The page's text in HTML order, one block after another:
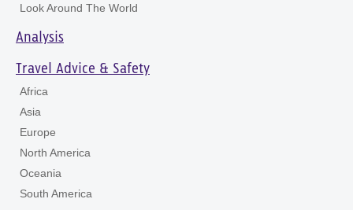
Look Around The World
Analysis
Travel Advice & Safety
Africa
Asia
Europe
North America
Oceania
South America